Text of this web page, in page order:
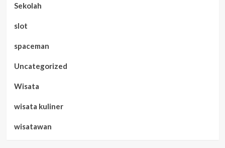
Sekolah
slot
spaceman
Uncategorized
Wisata
wisata kuliner
wisatawan